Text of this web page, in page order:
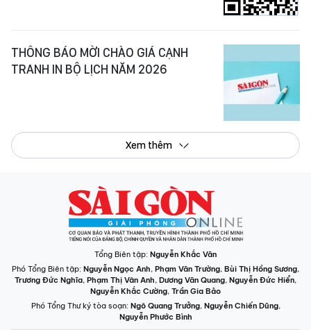
THÔNG BÁO MỜI CHÀO GIÁ CẠNH
TRANH IN BỘ LỊCH NĂM 2026
Xem thêm
Tổng Biên tập: Nguyễn Khắc Văn
Phó Tổng Biên tập: Nguyễn Ngọc Anh, Phạm Văn Trường, Bùi Thị Hồng Sương,
Trương Đức Nghĩa, Phạm Thị Vân Anh, Dương Văn Quang, Nguyễn Đức Hiển,
Nguyễn Khắc Cường, Trần Gia Bảo
Phó Tổng Thư ký tòa soạn: Ngô Quang Trưởng, Nguyễn Chiến Dũng,
Nguyễn Phước Bình